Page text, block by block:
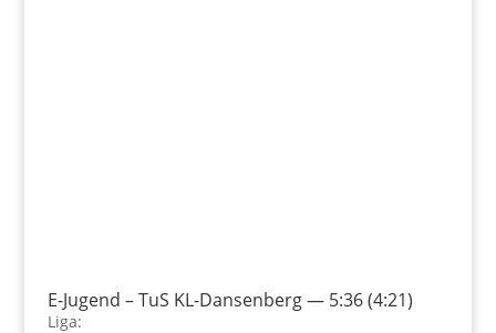
E-Jugend – TuS KL-Dansenberg— 5:36 (4:21)
Liga: